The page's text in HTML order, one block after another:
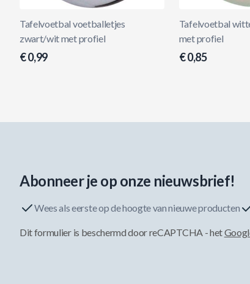
Tafelvoetbal voetballetjes
zwart/wit met profiel
€ 0,99
Tafelvoetbal
met profiel
€ 0,85
Abonneer je op onze nieuwsbrief!
Wees als eerste op de hoogte van nieuwe producten
Dit formulier is beschermd door reCAPTCHA - het